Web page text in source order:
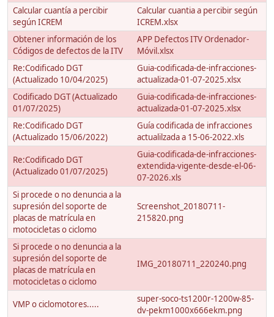
Calcular cuantía a percibir
según ICREM
Calcular cuantia a percibir según
ICREM.xlsx
Obtener información de los
Códigos de defectos de la ITV
APP Defectos ITV Ordenador-
Móvil.xlsx
Re:Codificado DGT
(Actualizado 10/04/2025)
Guia-codificada-de-infracciones-
actualizada-01-07-2025.xlsx
Codificado DGT (Actualizado
01/07/2025)
Guia-codificada-de-infracciones-
actualizada-01-07-2025.xlsx
Re:Codificado DGT
(Actualizado 15/06/2022)
Guía codificada de infracciones
actualilzada a 15-06-2022.xls
Re:Codificado DGT
(Actualizado 01/07/2025)
Guia-codificada-de-infracciones-
extendida-vigente-desde-el-06-
07-2026.xls
Si procede o no denuncia a la
supresión del soporte de
placas de matrícula en
motocicletas o ciclomo
Screenshot_20180711-
215820.png
Si procede o no denuncia a la
supresión del soporte de
placas de matrícula en
motocicletas o ciclomo
IMG_20180711_220240.png
VMP o ciclomotores.....
super-soco-ts1200r-1200w-85-
dv-pekm1000x666ekm.png